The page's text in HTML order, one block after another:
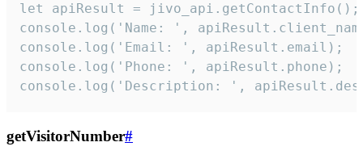
let apiResult = jivo_api.getContactInfo();
console.log('Name: ',
console.log('Email: ', apiResult.email);
console.log('Phone: ', apiResult.phone);
console.log('Description: ',
getVisitorNumber#